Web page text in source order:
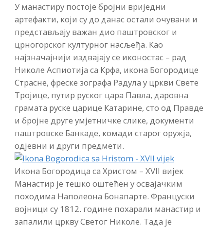
У манастиру постоје бројни вриједни
артефакти, који су до данас остали очувани и
представљају важан дио паштровског и
црногорског културног насљеђа. Као
најзначајнији издвајају се иконостас – рад
Николе Аспиотија са Крфа, икона Богородице
Страсне, фреске зографа Радула у цркви Свете
Тројице, путир руског цара Павла, даровна
грамата руске царице Катарине, сто од Правде
и бројне друге умјетничке слике, документи
паштровске Банкаде, комади старог оружја,
одјевни и други предмети.
Икона Богородица са Христом – XVII вијек
Манастир је тешко оштећен у освајачким
походима Наполеона Бонапарте. Француски
војници су 1812. године похарали манастир и
запалили цркву Светог Николе. Тада је